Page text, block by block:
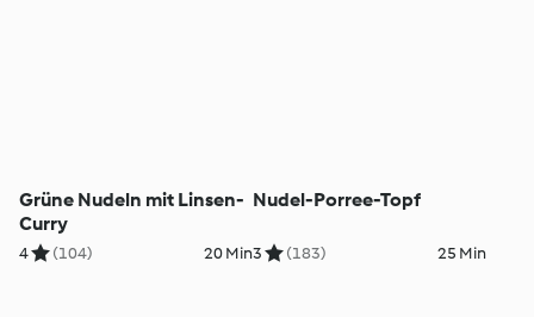
Grüne Nudeln mit Linsen-
Curry
4 (104) 20 Min
Nudel-Porree-Topf
3 (183) 25 Min